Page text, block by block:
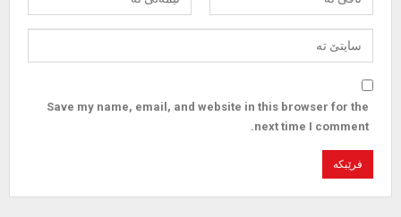
Save my name, email, and website in this browser for the
next time I comment.